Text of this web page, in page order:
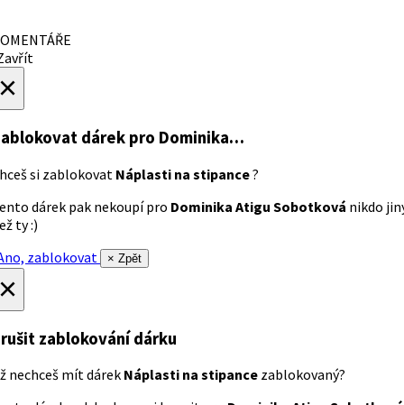
dárek pro Dominika…
si zablokovat Náplasti na stipance?
dárek pak nekoupí pro Dominika Atigu Sobotková nikdo
ty :)
zablokovat
× Zpět
zablokování dárku
nechceš mít dárek Náplasti na stipance zablokovaný?